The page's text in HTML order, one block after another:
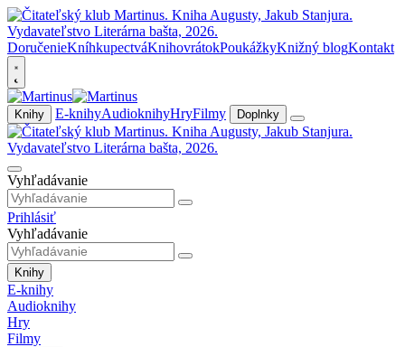
DoručenieKníhkupectváKnihovrátokPoukážkyKnižný blogKontakt
Knihy E-knihyAudioknihyHryFilmy Doplnky
Vyhľadávanie
Prihlásiť
Vyhľadávanie
Knihy
E-knihy
Audioknihy
Hry
Filmy